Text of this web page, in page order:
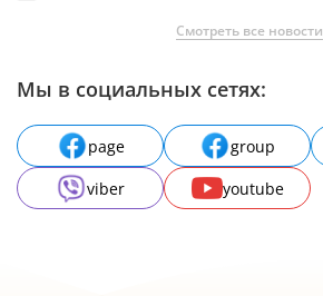
Смотреть все новости
Мы в социальных сетях:
page group
viber
youtube